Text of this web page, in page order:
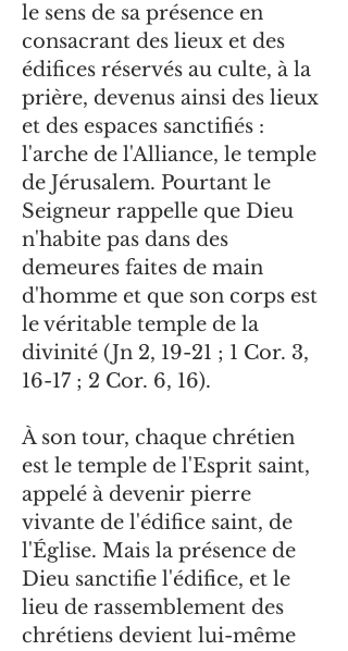
le sens de sa présence en
consacrant des lieux et des
édifices réservés au culte, à la
prière, devenus ainsi des lieux
et des espaces sanctifiés :
l'arche de l'Alliance, le temple
de Jérusalem. Pourtant le
Seigneur rappelle que Dieu
n'habite pas dans des
demeures faites de main
d'homme et que son corps est
le véritable temple de la
divinité (Jn 2, 19-21 ; 1 Cor. 3,
16-17 ; 2 Cor. 6, 16).
À son tour, chaque chrétien
est le temple de l'Esprit saint,
appelé à devenir pierre
vivante de l'édifice saint, de
l'Église. Mais la présence de
Dieu sanctifie l'édifice, et le
lieu de rassemblement des
chrétiens devient lui-même